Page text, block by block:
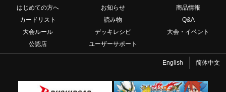
はじめての方へ お知らせ
商品情報
カードリスト
読み物
Q&A
大会ルール
デッキレシピ
大会・イベント
公認店
ユーザーサポート
English 简体中文